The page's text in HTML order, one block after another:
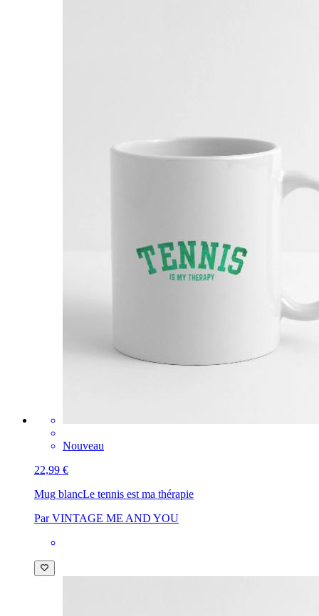
Nouveau
22,99 €
Mug blancLe tennis est ma thérapie
Par VINTAGE ME AND YOU